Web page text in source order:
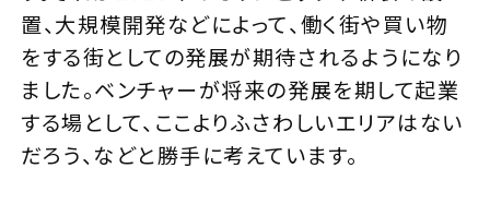
置、大規模開発などによって、働く街や買い物
をする街としての発展が期待されるようになり
ました。ベンチャーが将来の発展を期して起業
する場として、ここよりふさわしいエリアはない
だろう、などと勝手に考えています。